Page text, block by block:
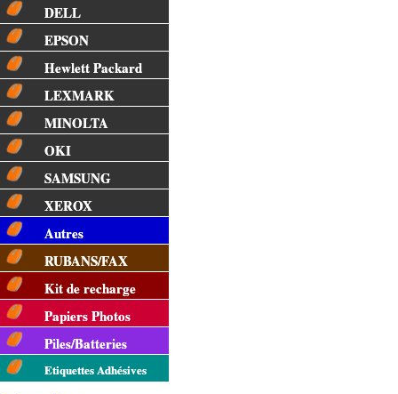
DELL
EPSON
Hewlett Packard
LEXMARK
MINOLTA
OKI
SAMSUNG
XEROX
Autres
RUBANS/FAX
Kit de recharge
Papiers Photos
Piles/Batteries
Etiquettes Adhésives